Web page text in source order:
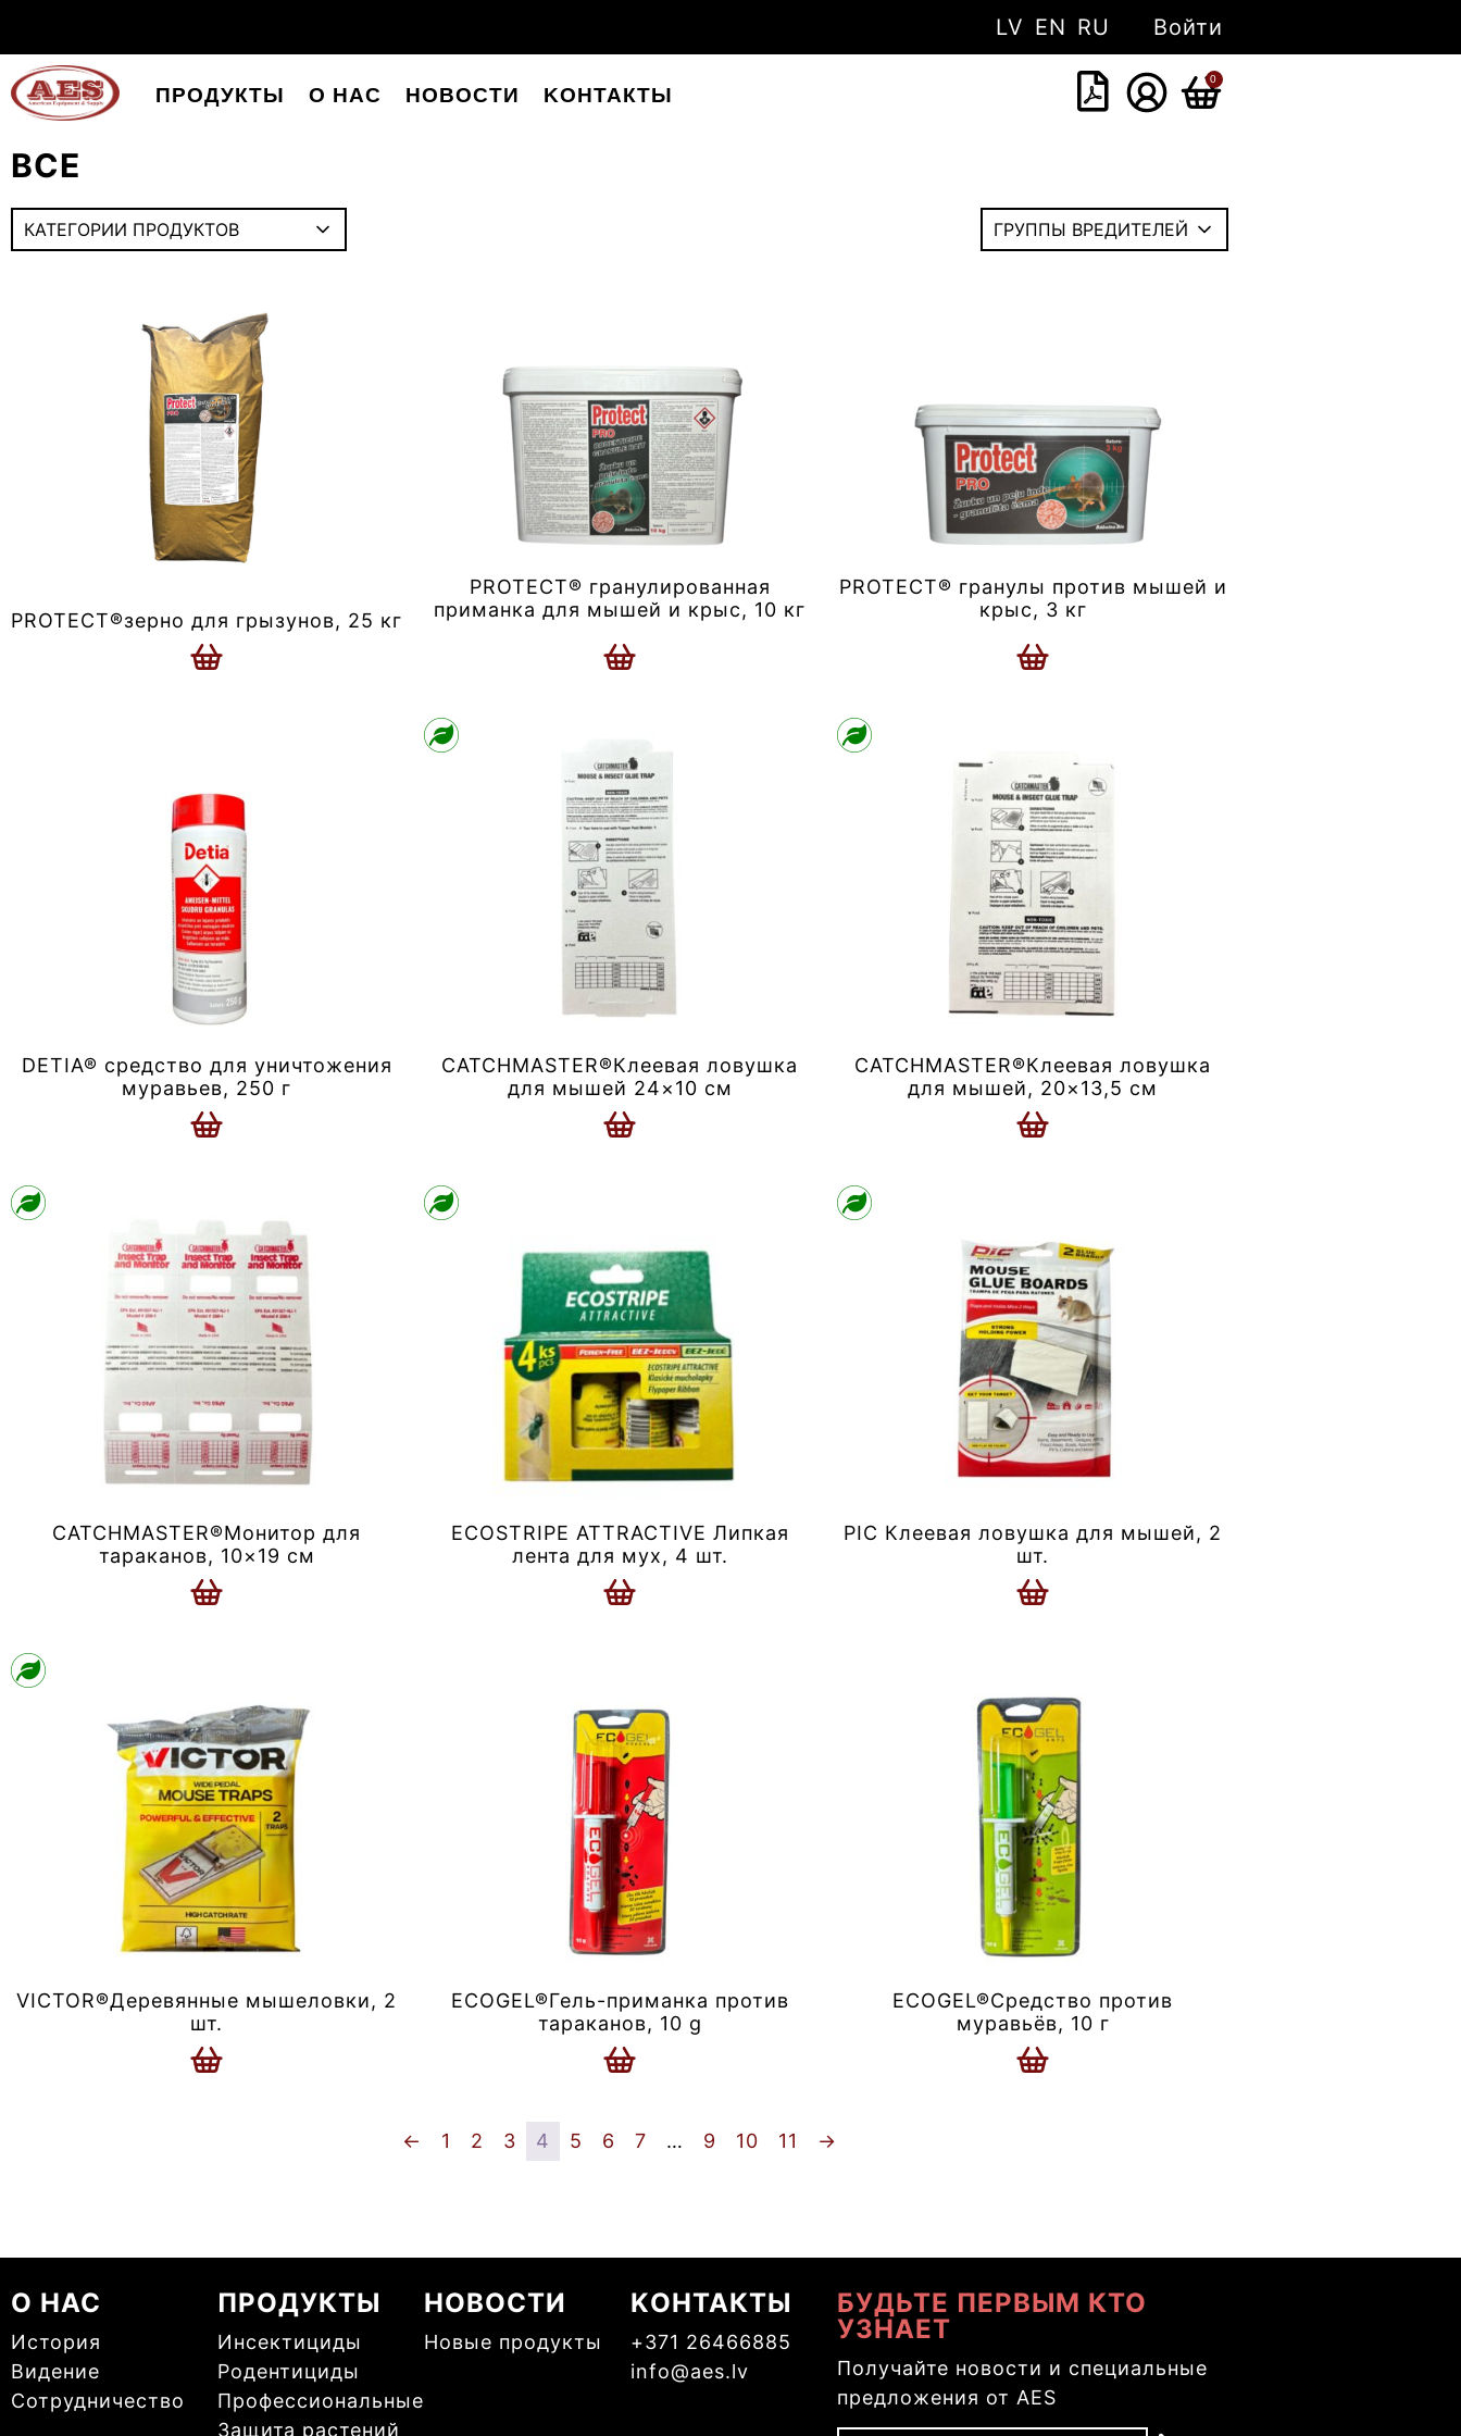
LV EN RU Войти
ПРОДУКТЫ О НАС НОВОСТИ KОНТАКТЫ
0
ВСЕ
PROTECT®зерно для грызунов, 25 кг
PROTECT® гранулированная
приманка для мышей и крыс, 10 кг
PROTECT® гранулы против мышей и
крыс, 3 кг
DETIA® средство для уничтожения
муравьев, 250 г
CATCHMASTER®Клеевая ловушка
для мышей 24×10 см
CATCHMASTER®Клеевая ловушка
для мышей, 20×13,5 см
CATCHMASTER®Монитор для
тараканов, 10×19 см
ECOSTRIPE ATTRACTIVE Липкая
лента для мух, 4 шт.
PIC Клеевая ловушка для мышей, 2
шт.
VICTOR®Деревянные мышеловки, 2
шт.
ECOGEL®Гель-приманка против
тараканов, 10 g
ECOGEL®Средство против
муравьёв, 10 г
← 1 2 3 4 5 6 7 … 9 10 11 →
О НАС
История
Видение
Сотрудничество
ПРОДУКТЫ
Инсектициды
Родентициды
Профессиональные
Защита растений
НОВОСТИ
Новые продукты
KОНТАКТЫ
+371 26466885
info@aes.lv
БУДЬТЕ ПЕРВЫМ КТО
УЗНАЕТ
Получайте новости и специальные
предложения от AES